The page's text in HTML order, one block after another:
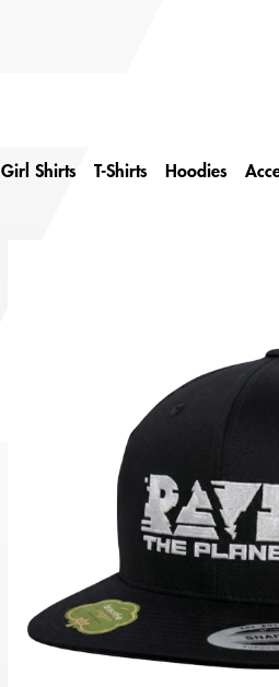
Girl Shirts T-Shirts Hoodies